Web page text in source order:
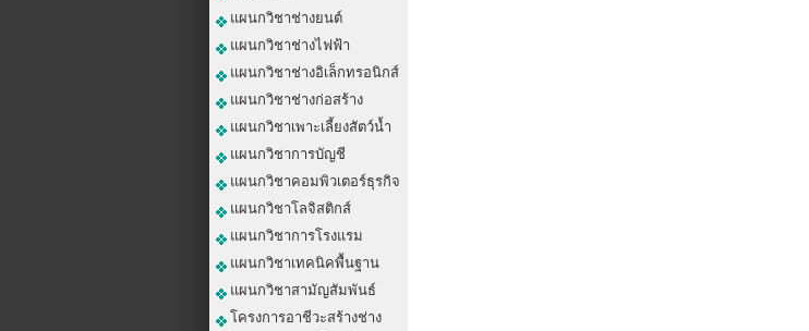
แผนกวิชาช่างยนต์
แผนกวิชาช่างไฟฟ้า
แผนกวิชาช่างอิเล็กทรอนิกส์
แผนกวิชาช่างก่อสร้าง
แผนกวิชาเพาะเลี้ยงสัตว์น้ำ
แผนกวิชาการบัญชี
แผนกวิชาคอมพิวเตอร์ธุรกิจ
แผนกวิชาโลจิสติกส์
แผนกวิชาการโรงแรม
แผนกวิชาเทคนิคพื้นฐาน
แผนกวิชาสามัญสัมพันธ์
โครงการอาชีวะสร้างช่าง